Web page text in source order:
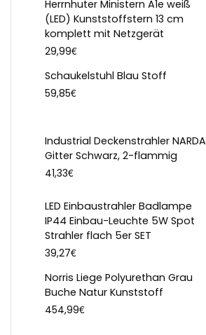
Herrnhuter Ministern A1e weiß
(LED) Kunststoffstern 13 cm
komplett mit Netzgerät
29,99€
Schaukelstuhl Blau Stoff
59,85€
Industrial Deckenstrahler NARDA
Gitter Schwarz, 2-flammig
41,33€
LED Einbaustrahler Badlampe
IP44 Einbau-Leuchte 5W Spot
Strahler flach 5er SET
39,27€
Norris Liege Polyurethan Grau
Buche Natur Kunststoff
454,99€